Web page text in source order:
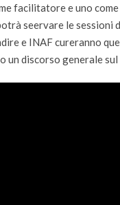
facilitatore e uno
seervare le sessioni
e INAF cureranno
un discorso generale